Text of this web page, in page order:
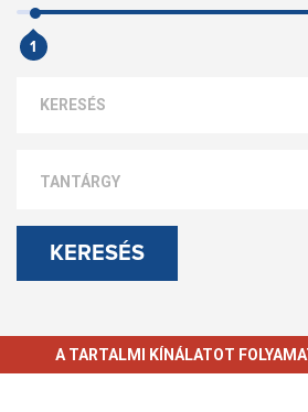
1
KERESÉS
A TARTALMI KÍNÁLATOT